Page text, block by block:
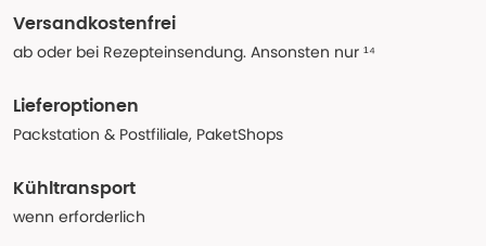
Versandkostenfrei
ab oder bei Rezepteinsendung. Ansonsten nur ¹⁴
Lieferoptionen
Packstation & Postfiliale, PaketShops
Kühltransport
wenn erforderlich